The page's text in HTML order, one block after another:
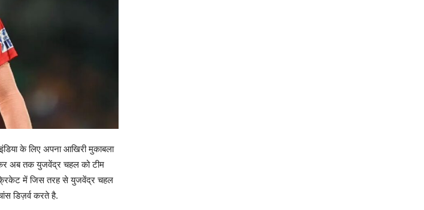
के लिए अपना आखिरी मुकाबला
अब तक युजवेंद्र चहल को टीम
में जिस तरह से युजवेंद्र चहल
डिज़र्व करते है.